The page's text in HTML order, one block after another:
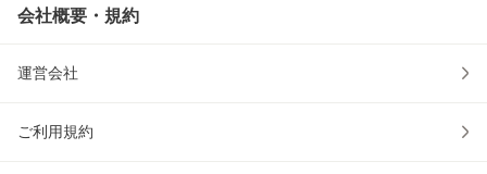
会社概要・規約
運営会社
ご利用規約